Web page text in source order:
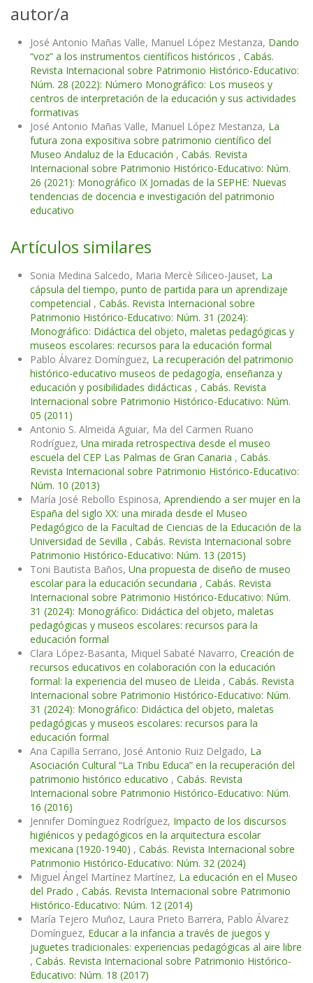
autor/a
José Antonio Mañas Valle, Manuel López Mestanza, Dando
“voz” a los instrumentos científicos históricos , Cabás.
Revista Internacional sobre Patrimonio Histórico-Educativo:
Núm. 28 (2022): Número Monográfico: Los museos y
centros de interpretación de la educación y sus actividades
formativas
José Antonio Mañas Valle, Manuel López Mestanza, La
futura zona expositiva sobre patrimonio científico del
Museo Andaluz de la Educación , Cabás. Revista
Internacional sobre Patrimonio Histórico-Educativo: Núm.
26 (2021): Monográfico IX Jornadas de la SEPHE: Nuevas
tendencias de docencia e investigación del patrimonio
educativo
Artículos similares
Sonia Medina Salcedo, Maria Mercè Siliceo-Jauset, La
cápsula del tiempo, punto de partida para un aprendizaje
competencial , Cabás. Revista Internacional sobre
Patrimonio Histórico-Educativo: Núm. 31 (2024):
Monográfico: Didáctica del objeto, maletas pedagógicas y
museos escolares: recursos para la educación formal
Pablo Álvarez Domínguez, La recuperación del patrimonio
histórico-educativo museos de pedagogía, enseñanza y
educación y posibilidades didácticas , Cabás. Revista
Internacional sobre Patrimonio Histórico-Educativo: Núm.
05 (2011)
Antonio S. Almeida Aguiar, Ma del Carmen Ruano
Rodríguez, Una mirada retrospectiva desde el museo
escuela del CEP Las Palmas de Gran Canaria , Cabás.
Revista Internacional sobre Patrimonio Histórico-Educativo:
Núm. 10 (2013)
María José Rebollo Espinosa, Aprendiendo a ser mujer en la
España del siglo XX: una mirada desde el Museo
Pedagógico de la Facultad de Ciencias de la Educación de la
Universidad de Sevilla , Cabás. Revista Internacional sobre
Patrimonio Histórico-Educativo: Núm. 13 (2015)
Toni Bautista Baños, Una propuesta de diseño de museo
escolar para la educación secundaria , Cabás. Revista
Internacional sobre Patrimonio Histórico-Educativo: Núm.
31 (2024): Monográfico: Didáctica del objeto, maletas
pedagógicas y museos escolares: recursos para la
educación formal
Clara López-Basanta, Miquel Sabaté Navarro, Creación de
recursos educativos en colaboración con la educación
formal: la experiencia del museo de Lleida , Cabás. Revista
Internacional sobre Patrimonio Histórico-Educativo: Núm.
31 (2024): Monográfico: Didáctica del objeto, maletas
pedagógicas y museos escolares: recursos para la
educación formal
Ana Capilla Serrano, José Antonio Ruiz Delgado, La
Asociación Cultural “La Tribu Educa” en la recuperación del
patrimonio histórico educativo , Cabás. Revista
Internacional sobre Patrimonio Histórico-Educativo: Núm.
16 (2016)
Jennifer Domínguez Rodríguez, Impacto de los discursos
higiénicos y pedagógicos en la arquitectura escolar
mexicana (1920-1940) , Cabás. Revista Internacional sobre
Patrimonio Histórico-Educativo: Núm. 32 (2024)
Miguel Ángel Martínez Martínez, La educación en el Museo
del Prado , Cabás. Revista Internacional sobre Patrimonio
Histórico-Educativo: Núm. 12 (2014)
María Tejero Muñoz, Laura Prieto Barrera, Pablo Álvarez
Domínguez, Educar a la infancia a través de juegos y
juguetes tradicionales: experiencias pedagógicas al aire libre
, Cabás. Revista Internacional sobre Patrimonio Histórico-
Educativo: Núm. 18 (2017)